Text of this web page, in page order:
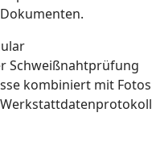
Schweißnahtprüfung
kombiniert mit Fotos